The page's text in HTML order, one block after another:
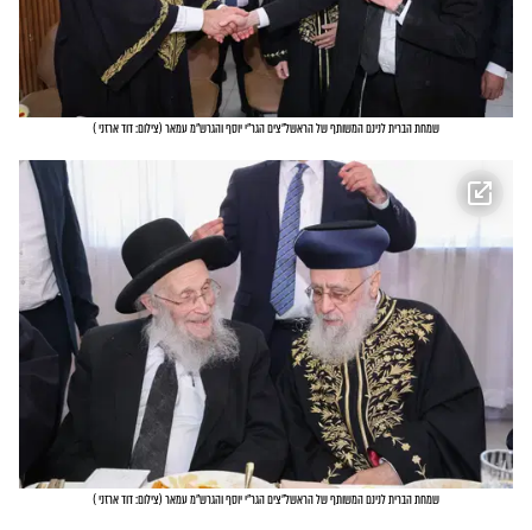
שמחת הברית לנינם המשותף של הראשל"צים הגר"י יוסף והגרש"מ עמאר (צילום: דוד ארזני)
שמחת הברית לנינם המשותף של הראשל"צים הגר"י יוסף והגרש"מ עמאר (צילום: דוד ארזני)